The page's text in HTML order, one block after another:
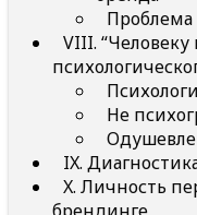
VIII.
Не
IX.
X. Личность